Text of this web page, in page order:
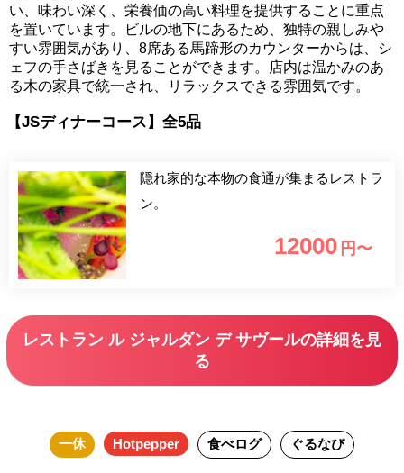
い、味わい深く、栄養価の高い料理を提供することに重点
を置いています。ビルの地下にあるため、独特の親しみや
すい雰囲気があり、8席ある馬蹄形のカウンターからは、シ
ェフの手さばきを見ることができます。店内は温かみのあ
る木の家具で統一され、リラックスできる雰囲気です。
【JSディナーコース】全5品
隠れ家的な本物の食通が集まるレストラ
ン。
12000 円〜
レストラン ル ジャルダン デ サヴールの詳細を見
る
一休 Hotpepper 食べログ ぐるなび